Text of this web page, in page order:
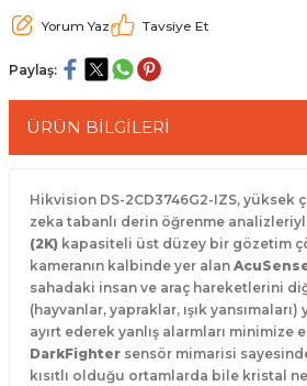
Yorum Yaz Tavsiye Et
Paylaş:
ÜRÜN BİLGİLERİ
Hikvision DS-2CD3746G2-IZS, yüksek
zeka tabanlı derin öğrenme
(2K) kapasiteli üst düzey bir gözetim
kameranın kalbinde yer alan
sahadaki insan ve araç hareketlerini
(hayvanlar, yapraklar, ışık
ayırt ederek yanlış alarmları minimize
DarkFighter sensör mimarisi
kısıtlı olduğu ortamlarda bile kristal